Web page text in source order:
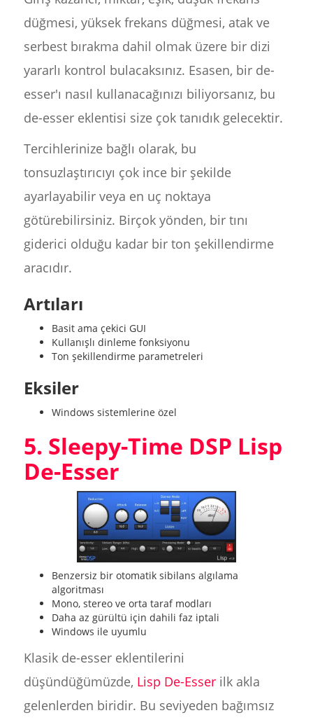
düğmesi, yüksek frekans düğmesi, atak ve
serbest bırakma dahil olmak üzere bir dizi
yararlı kontrol bulacaksınız. Esasen, bir de-
esser'ı nasıl kullanacağınızı biliyorsanız, bu
de-esser eklentisi size çok tanıdık gelecektir.
Tercihlerinize bağlı olarak, bu
tonsuzlaştırıcıyı çok ince bir şekilde
ayarlayabilir veya en uç noktaya
götürebilirsiniz. Birçok yönden, bir tını
giderici olduğu kadar bir ton şekillendirme
aracıdır.
Artıları
Basit ama çekici GUI
Kullanışlı dinleme fonksiyonu
Ton şekillendirme parametreleri
Eksiler
Windows sistemlerine özel
5. Sleepy-Time DSP Lisp
De-Esser
Benzersiz bir otomatik sibilans algılama
algoritması
Mono, stereo ve orta taraf modları
Daha az gürültü için dahili faz iptali
Windows ile uyumlu
Klasik de-esser eklentilerini
düşündüğümüzde, Lisp De-Esserilk akla
gelenlerden biridir. Bu seviyeden bağımsız